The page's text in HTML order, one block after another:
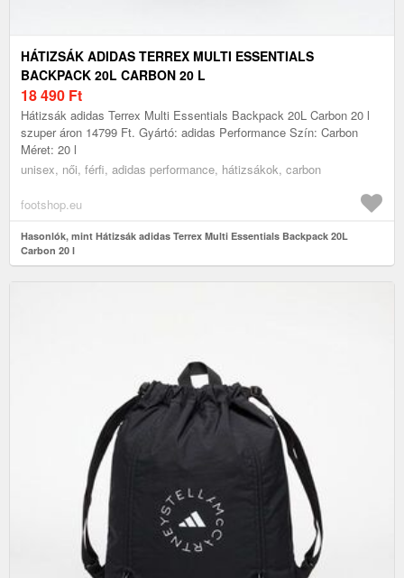
HÁTIZSÁK ADIDAS TERREX MULTI ESSENTIALS
BACKPACK 20L CARBON 20 L
18 490 Ft
Hátizsák adidas Terrex Multi Essentials Backpack 20L Carbon 20 l
szuper áron 14799 Ft. Gyártó: adidas Performance Szín: Carbon
Méret: 20 l
unisex, női, férfi, adidas performance, hátizsákok, carbon
footshop.eu
Hasonlók, mint Hátizsák adidas Terrex Multi Essentials Backpack 20L
Carbon 20 l